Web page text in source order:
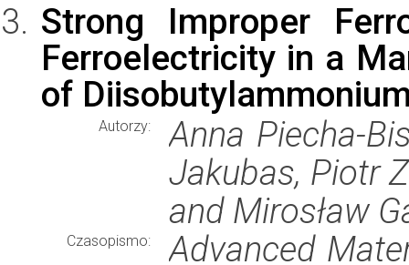
Strong Improper
Ferroelectricity in a
of
Autorzy:
Anna Piecha-
Jakubas, Piotr
and Mirosław
Czasopismo: Advanced